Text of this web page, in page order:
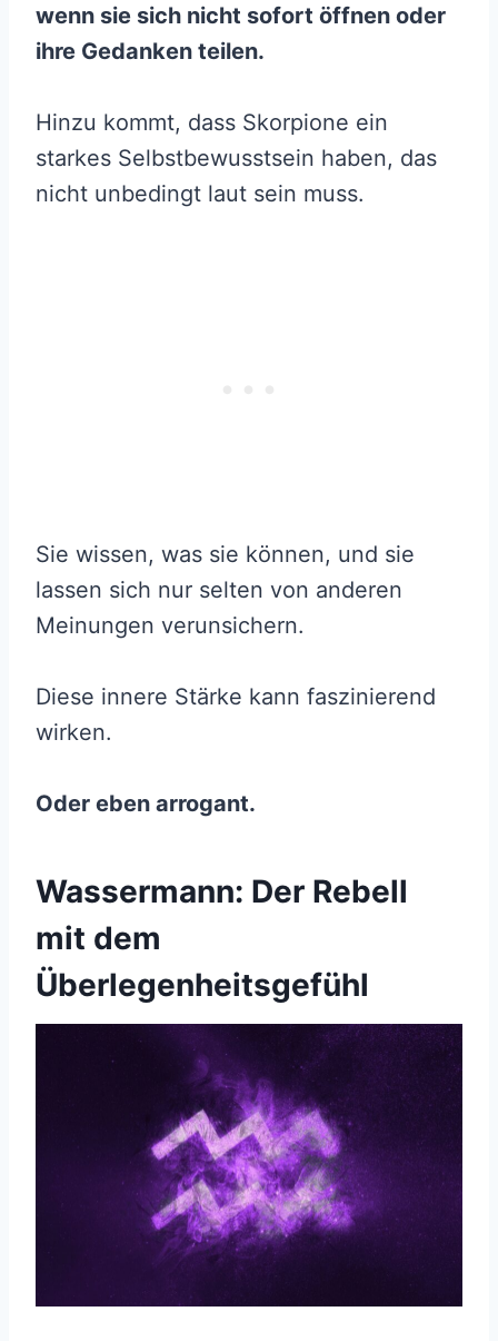
wenn sie sich nicht sofort öffnen oder
ihre Gedanken teilen.
Hinzu kommt, dass Skorpione ein
starkes Selbstbewusstsein haben, das
nicht unbedingt laut sein muss.
Sie wissen, was sie können, und sie
lassen sich nur selten von anderen
Meinungen verunsichern.
Diese innere Stärke kann faszinierend
wirken.
Oder eben arrogant.
Wassermann: Der Rebell
mit dem
Überlegenheitsgefühl